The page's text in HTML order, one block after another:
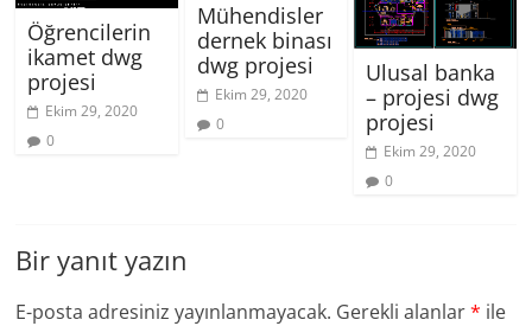
Öğrencilerin
ikamet dwg
projesi
Ekim 29, 2020
0
Mühendisler
dernek binası
dwg projesi
Ekim 29, 2020
0
Ulusal banka
– projesi dwg
projesi
Ekim 29, 2020
0
Bir yanıt yazın
E-posta adresiniz yayınlanmayacak. Gerekli alanlar* ile